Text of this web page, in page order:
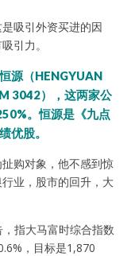
吸引外资买进的因
引力。
源（HENGYUAN
3042），这两家公
。恒源是《九点
优股。
购对象，他不感到惊
业，股市的回升，大
指大马富时综合指数
，目标是1,870